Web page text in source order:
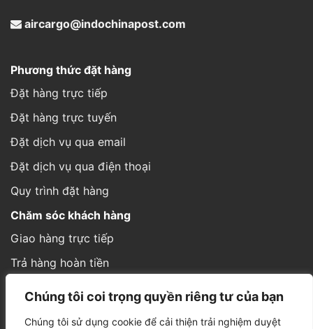
Chúng tôi coi trọng quyền riêng tư của bạn
Chúng tôi sử dụng cookie để cải thiện trải nghiệm duyệt
aircargo@indochinapost.com
Phương thức đặt hàng
Đặt hàng trực tiếp
Đặt hàng trực tuyến
Đặt dịch vụ qua email
Đặt dịch vụ qua điện thoại
Quy trình đặt hàng
Chăm sóc khách hàng
Giao hàng trực tiếp
Trả hàng hoàn tiền